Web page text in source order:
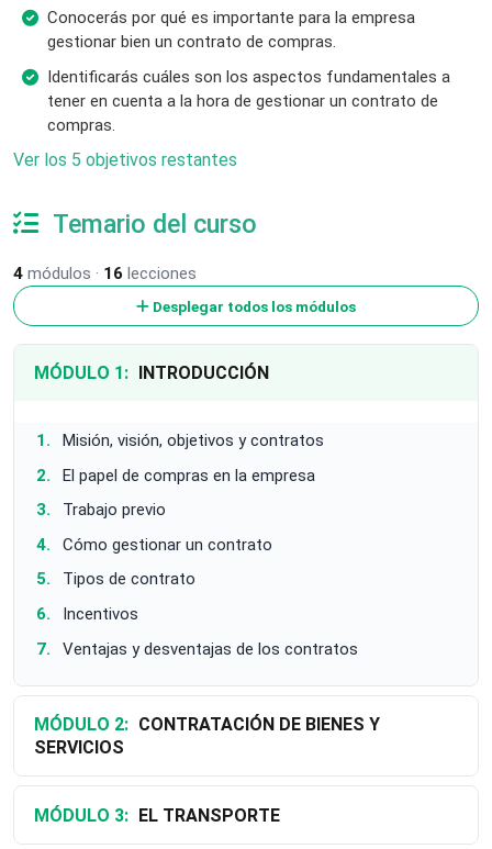
Conocerás por qué es importante para la empresa
gestionar bien un contrato de compras.
Identificarás cuáles son los aspectos fundamentales a
tener en cuenta a la hora de gestionar un contrato de
compras.
Ver los 5 objetivos restantes
Temario del curso
4 módulos · 16 lecciones
Desplegar todos los módulos
MÓDULO 1: INTRODUCCIÓN
Misión, visión, objetivos y contratos
El papel de compras en la empresa
Trabajo previo
Cómo gestionar un contrato
Tipos de contrato
Incentivos
Ventajas y desventajas de los contratos
MÓDULO 2:
SERVICIOS
MÓDULO 3: EL TRANSPORTE